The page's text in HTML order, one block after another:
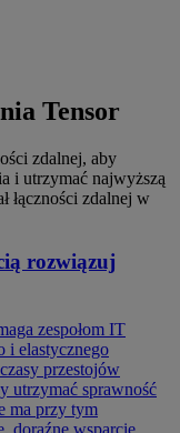
Tensor
zdalnej, aby
i utrzymać najwyższą
łączności zdalnej w
rozwiązuj
zespołom IT
i elastycznego
przestojów
utrzymać sprawność
ma przy tym
doraźne wsparcie